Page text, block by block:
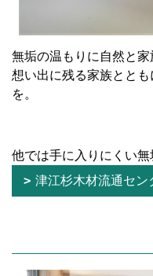
無垢の温もりに自然と家
想い出に残る家族とと
を。
他では手に入りにくい
津江杉木材流通セン